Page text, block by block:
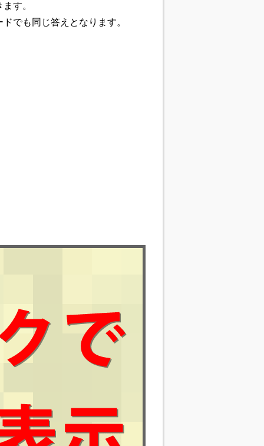
す。
でも同じ答えとなります。